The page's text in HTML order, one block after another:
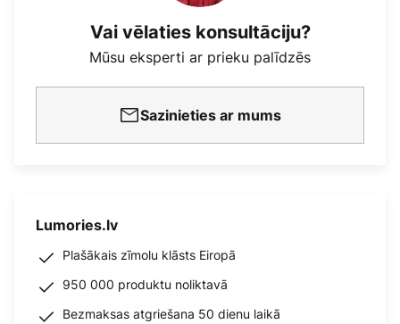
Vai vēlaties konsultāciju?
Mūsu eksperti ar prieku palīdzēs
Sazinieties ar mums
Lumories.lv
Plašākais zīmolu klāsts Eiropā
950 000 produktu noliktavā
Bezmaksas atgriešana 50 dienu laikā